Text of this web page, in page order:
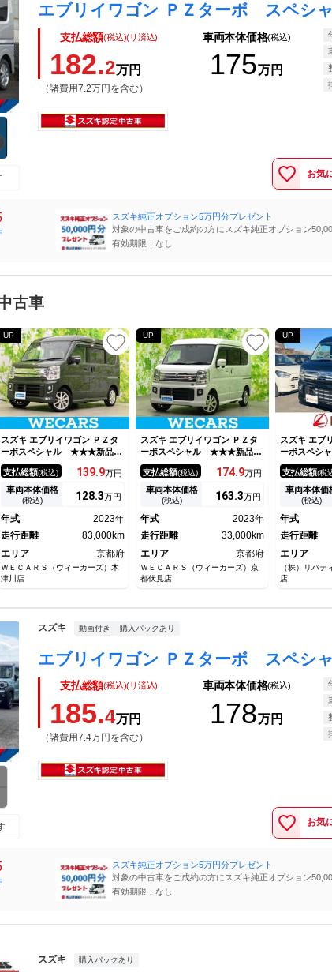
支払総額(税込)(リ済込)
182.2万円
（諸費用7.2万円を含む）
車両本体価格(税込)
175万円
お気
スズキ純正オプション5万円分プレゼント
対象の中古車をご成約の方にスズキ純正オプション
（期間限定）
有効期限：なし
古車
UP
スズキ エブリイワゴン ＰＺタ
ーボスペシャル ★★★新品タ
イヤ／社外 ＳＤナビ／衝突安
全装置／両側電動スライドドア
／オートステップ／ドライブレ
コーダー 前後／ヘッドラン
Ｂｌｕｅｔｏｏｔｈ接続／ＥＴ
Ｃ／ＥＢＤ付ＡＢＳ
支払総額(税込) 139.9万円
車両本体価格
(税込) 128.3万円
年式
2023年
走行距離
83,000km
エリア
京都府
ＷＥＣＡＲＳ（ウィーカーズ）木
津川店
UP
スズキ エブリイワゴン ＰＺタ
ーボスペシャル ★★★新品タ
イヤ／社外 ＳＤナビ／デュア
ルカメラブレーキサポート（ス
ズキ）／両側電動スライドドア
／車線逸脱防止支援システム／
ーダー 社外／ヘッドランプ
ＨＩＤ
支払総額(税込) 174.9万円
車両本体価格
(税込) 163.3万円
年式
2023年
走行距離
33,000km
エリア
京都府
ＷＥＣＡＲＳ（ウィーカーズ）京
都伏見店
UP
スズキ エブ
ーボスペシ
車 禁煙車
テム クリ
ーンアシス
ドドア ス
ー ターボ
ＥＤヘッドラ
支払総額(税
車両本体価
(税込)
年式
走行距離
エリア
（株）リバ
店
スズキ 動画付き 購入パックあり
支払総額(税込)(リ済込)
185.4万円
（諸費用7.4万円を含む）
車両本体価格(税込)
178万円
お気
スズキ純正オプション5万円分プレゼント
対象の中古車をご成約の方にスズキ純正オプション
（期間限定）
有効期限：なし
スズキ 購入パックあり